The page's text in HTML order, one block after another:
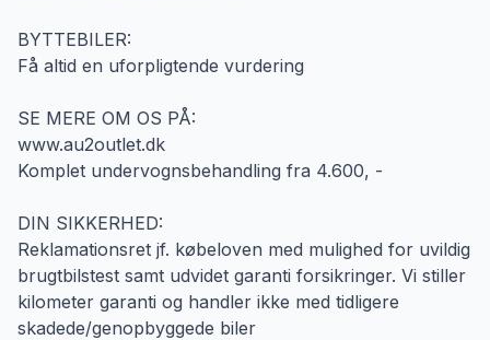
BYTTEBILER:
Få altid en uforpligtende vurdering
SE MERE OM OS PÅ:
www.au2outlet.dk
Komplet undervognsbehandling fra 4.600, -
DIN SIKKERHED:
Reklamationsret jf. købeloven med mulighed for uvildig
brugtbilstest samt udvidet garanti forsikringer. Vi stiller
kilometer garanti og handler ikke med tidligere
skadede/genopbyggede biler